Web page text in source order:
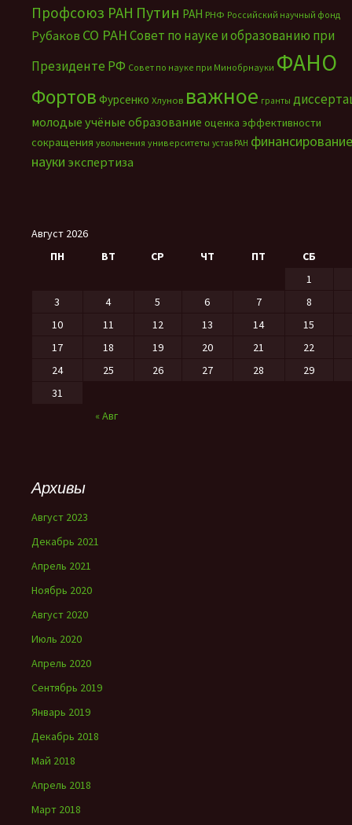
Профсоюз РАН Путин РАН РНФ Российский научный фонд
Рубаков СО РАНСовет по науке и образованию при
Президенте РФ Совет по науке при Минобрнауки ФАНО
Фортов Фурсенко Хлунов важное гранты
молодые учёные образование оценка эффективности
сокращения увольнения университеты устав РАН финансирование
науки экспертиза
Август 2026
ПН
ВТ СР ЧТ ПТ СБ
« Авг
1
3
4 5 6 7
8
10
11 12 13 14
15
17
18 19 20 21
22
24
25 26 27 28
29
31
Архивы
Август 2023
Декабрь 2021
Апрель 2021
Ноябрь 2020
Август 2020
Июль 2020
Апрель 2020
Сентябрь 2019
Январь 2019
Декабрь 2018
Май 2018
Апрель 2018
Март 2018